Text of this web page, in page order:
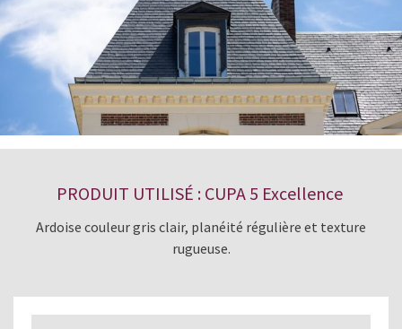
PRODUIT UTILISÉ : CUPA 5 Excellence
Ardoise couleur gris clair, planéité régulière et texture
rugueuse.